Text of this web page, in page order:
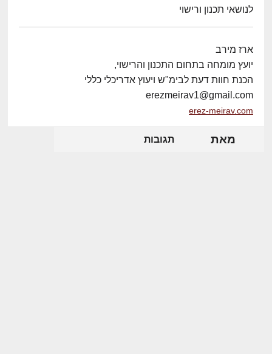
לנושאי תכנון ורישוי
ארז מירב
יועץ מומחה בתחום התכנון והרישוי,
הכנת חוות דעת לבימ"ש ויעוץ אדריכלי כללי
erezmeirav1@gmail.com
erez-meirav.com
מאת תגובות